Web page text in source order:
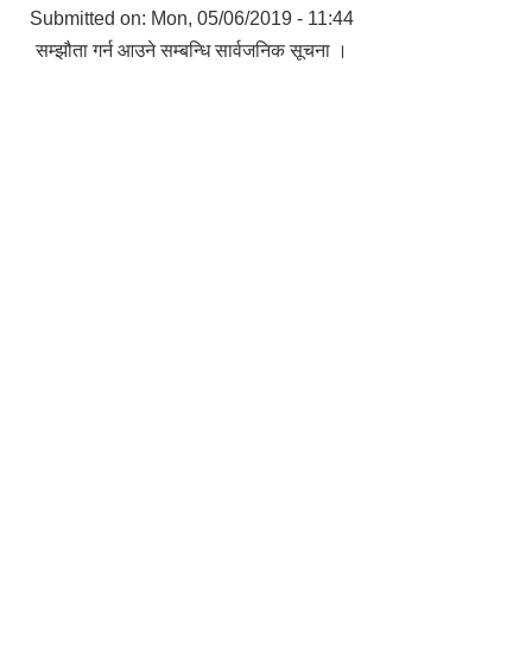
Submitted on: Mon, 05/06/2019 - 11:44
सम्झौता गर्न आउने सम्बन्धि सार्वजनिक सूचना ।